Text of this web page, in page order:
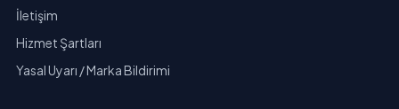
İletişim
Hizmet Şartları
Yasal Uyarı / Marka Bildirimi